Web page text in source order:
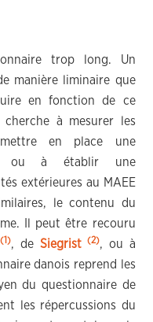
trop long. Un
manière liminaire que
en fonction de ce
cherche à mesurer les
en place une
ou à établir une
extérieures au MAEE
le contenu du
Il peut être recouru
(1), deSiegrist(2), ou à
danois reprend les
du questionnaire de
les répercussions du